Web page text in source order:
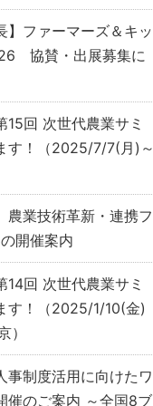
】ファーマーズ＆キッ
協賛・出展募集に
15回 次世代農業サミ
す！（2025/7/7(月)～
農業技術革新・連携フ
開催案内
14回 次世代農業サミ
す！（2025/1/10(金)
）
事制度活用に向けたワ
催のご案内 ～全国8ブ